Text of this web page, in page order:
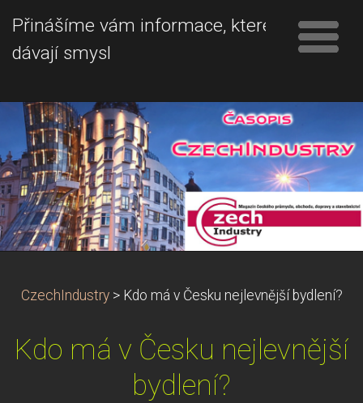
Přinášíme vám informace, které
dávají smysl
CzechIndustry > Kdo má v Česku nejlevnější bydlení?
Kdo má v Česku nejlevnější
bydlení?